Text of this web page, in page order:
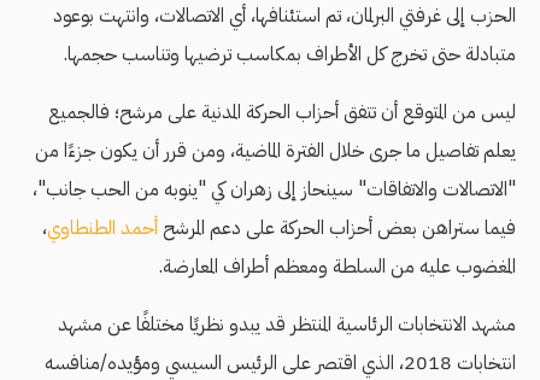
الحزب إلى غرفتي البرلمان، تم استئنافها، أي الاتصالات، وانتهت بوعود
متبادلة حتى تخرج كل الأطراف بمكاسب ترضيها وتناسب حجمها.
ليس من المتوقع أن تتفق أحزاب الحركة المدنية على مرشح؛ فالجميع
يعلم تفاصيل ما جرى خلال الفترة الماضية، ومن قرر أن يكون جزءًا من
"الاتصالات والاتفاقات" سينحاز إلى زهران كي "ينوبه من الحب جانب"،
فيما ستراهن بعض أحزاب الحركة على دعم المرشحأحمد الطنطاوي،
المغضوب عليه من السلطة ومعظم أطراف المعارضة.
مشهد الانتخابات الرئاسية المنتظر قد يبدو نظريًا مختلفًا عن مشهد
انتخابات 2018، الذي اقتصر على الرئيس السيسي ومؤيده/منافسه